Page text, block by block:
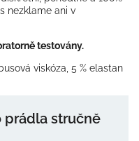
nezklame ani v
testovány.
viskóza, 5 % elastan
prádla stručně